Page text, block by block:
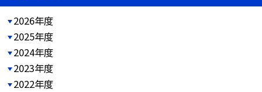
2026年度
2025年度
2024年度
2023年度
2022年度